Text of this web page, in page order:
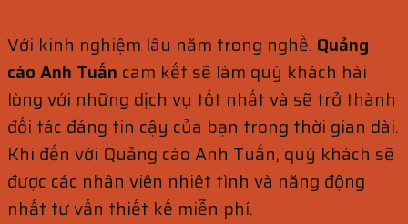
Với kinh nghiệm lâu năm trong nghề. Quảng
cáo Anh Tuấn cam kết sẽ làm quý khách hài
lòng với những dịch vụ tốt nhất và sẽ trở thành
đối tác đáng tin cậy của bạn trong thời gian dài.
Khi đến với Quảng cáo Anh Tuấn, quý khách sẽ
được các nhân viên nhiệt tình và năng động
nhất tư vấn thiết kế miễn phí.